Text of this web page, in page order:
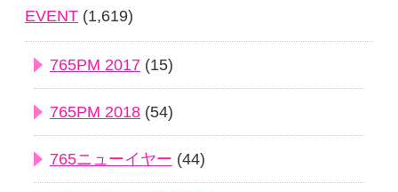
EVENT (1,619)
765PM 2017 (15)
765PM 2018 (54)
765ニューイヤー (44)